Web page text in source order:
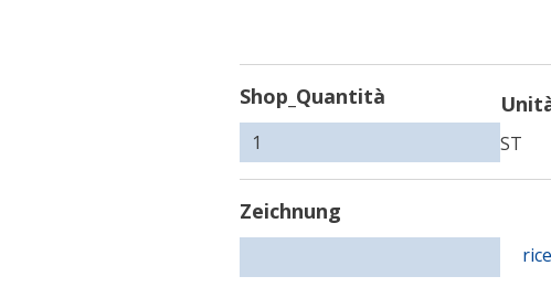
Shop_Quantità
ST
Zeichnung